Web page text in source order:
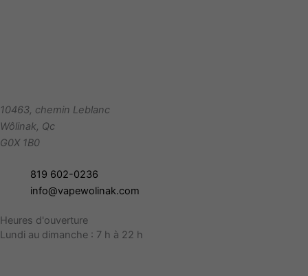
10463, chemin Leblanc
Wôlinak, Qc
G0X 1B0
819 602-0236
info@vapewolinak.com
Heures d'ouverture
Lundi au dimanche : 7 h à 22 h